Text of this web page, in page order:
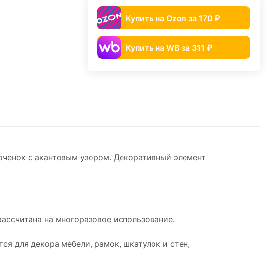
Купить на Ozon за 170 ₽
Купить на WB за 311 ₽
с акантовым узором. Декоративный элемент
на многоразовое использование.
для декора мебели, рамок, шкатулок и стен,